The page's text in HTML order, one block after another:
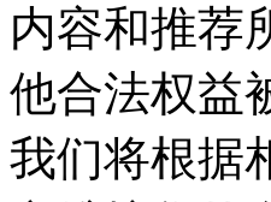
内容和推荐
他合法权益
我们将根据